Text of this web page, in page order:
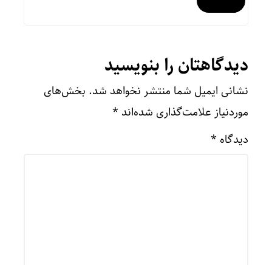
دیدگاهتان را بنویسید
نشانی ایمیل شما منتشر نخواهد شد. بخش‌های
موردنیاز علامت‌گذاری شده‌اند *
دیدگاه *